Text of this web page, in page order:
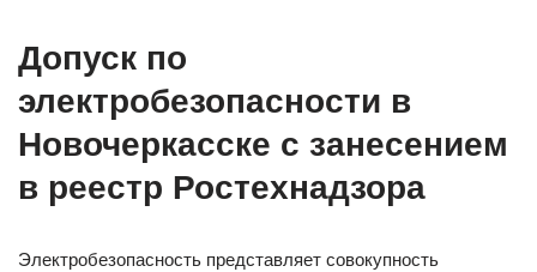
Допуск по
электробезопасности в
Новочеркасске с занесением
в реестр Ростехнадзора
Электробезопасность представляет совокупность